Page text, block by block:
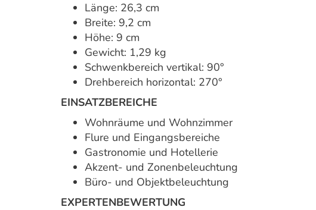
Länge: 26,3 cm
Breite: 9,2 cm
Höhe: 9 cm
Gewicht: 1,29 kg
Schwenkbereich vertikal: 90°
Drehbereich horizontal: 270°
EINSATZBEREICHE
Wohnräume und Wohnzimmer
Flure und Eingangsbereiche
Gastronomie und Hotellerie
Akzent- und Zonenbeleuchtung
Büro- und Objektbeleuchtung
EXPERTENBEWERTUNG